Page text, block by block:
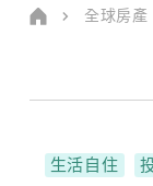
全球房產
生活自住